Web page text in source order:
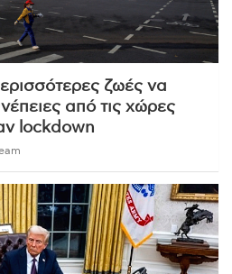
ζωές να
από τις χώρες
lockdown